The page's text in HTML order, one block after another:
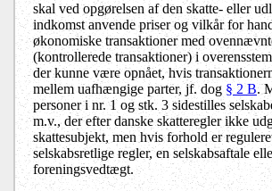
skal ved opgørelsen af den skatte- eller
indkomst anvende priser og vilkår for
økonomiske transaktioner med
(kontrollerede transaktioner) i
der kunne være opnået, hvis
mellem uafhængige parter, jf. dog § 2 B.
personer i nr. 1 og stk. 3 sidestilles
m.v., der efter danske skatteregler ikke
skattesubjekt, men hvis forhold er
selskabsretlige regler, en selskabsaftale
foreningsvedtægt.